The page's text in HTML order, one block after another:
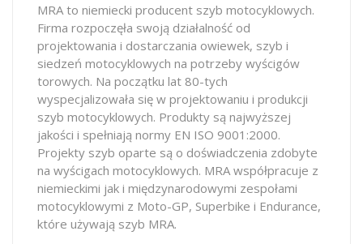
MRA to niemiecki producent szyb motocyklowych.
Firma rozpoczęła swoją działalność od
projektowania i dostarczania owiewek, szyb i
siedzeń motocyklowych na potrzeby wyścigów
torowych. Na początku lat 80-tych
wyspecjalizowała się w projektowaniu i produkcji
szyb motocyklowych. Produkty są najwyższej
jakości i spełniają normy EN ISO 9001:2000.
Projekty szyb oparte są o doświadczenia zdobyte
na wyścigach motocyklowych. MRA współpracuje z
niemieckimi jak i międzynarodowymi zespołami
motocyklowymi z Moto-GP, Superbike i Endurance,
które używają szyb MRA.